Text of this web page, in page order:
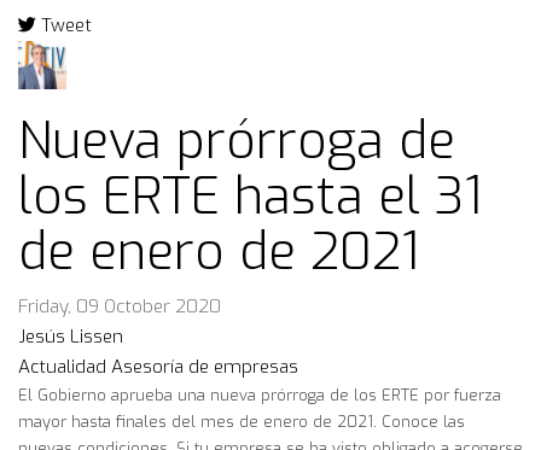
Tweet
pinterest
Nueva prórroga de
los ERTE hasta el 31
de enero de 2021
Friday, 09 October 2020
Jesús Lissen
Actualidad Asesoría de empresas
El Gobierno aprueba una nueva prórroga de los ERTE por fuerza
mayor hasta finales del mes de enero de 2021. Conoce las